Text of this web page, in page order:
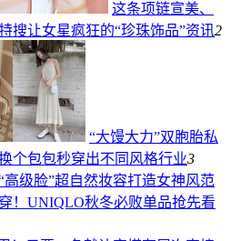
这条项链宣美、
搜让女星疯狂的“珍珠饰品”资讯2
“大馒大力”双胞胎私
个包包秒穿出不同风格行业3
高级脸”超自然妆容打造女神风范
！UNIQLO秋冬必败单品抢先看